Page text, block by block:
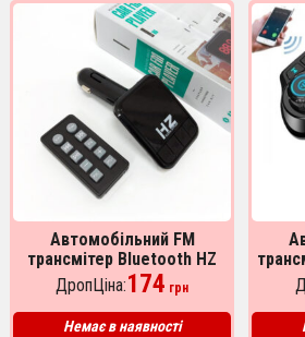
Автомобільний FM
трансмітер Bluetooth HZ
H6-12-24V модулятор із
microSD, USB, Hands Free +
Пульт
ДропЦіна:174 грн
Немає в наявності